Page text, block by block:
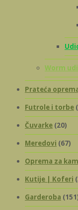
Worm
Prateća
Futrole i torbe
Čuvarke (20)
Meredovi (67)
Oprema za
Kutije | Koferi
Garderoba